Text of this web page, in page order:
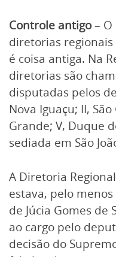
Controle antigo– O
diretorias regionais
é coisa antiga. Na
diretorias são
disputadas pelos
Nova Iguaçu; II,
Grande; V, Duque
sediada em São
A Diretoria
estava, pelo
de Júcia Gomes de
ao cargo pelo
decisão do